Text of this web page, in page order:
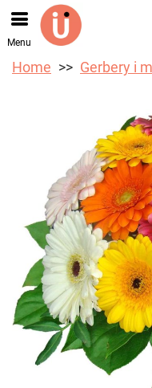
Przyjmujemy
sklepu internetowego.
to
Menu
Home Gerbery i